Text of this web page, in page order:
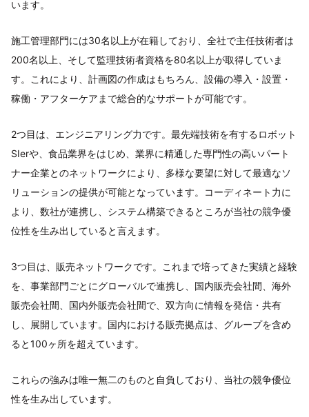
います。
施工管理部門には30名以上が在籍しており、全社で主任技術者は
200名以上、そして監理技術者資格を80名以上が取得していま
す。これにより、計画図の作成はもちろん、設備の導入・設置・
稼働・アフターケアまで総合的なサポートが可能です。
2つ目は、エンジニアリング力です。最先端技術を有するロボット
SIerや、食品業界をはじめ、業界に精通した専門性の高いパート
ナー企業とのネットワークにより、多様な要望に対して最適なソ
リューションの提供が可能となっています。コーディネート力に
より、数社が連携し、システム構築できるところが当社の競争優
位性を生み出していると言えます。
3つ目は、販売ネットワークです。これまで培ってきた実績と経験
を、事業部門ごとにグローバルで連携し、国内販売会社間、海外
販売会社間、国内外販売会社間で、双方向に情報を発信・共有
し、展開しています。国内における販売拠点は、グループを含め
ると100ヶ所を超えています。
これらの強みは唯一無二のものと自負しており、当社の競争優位
性を生み出しています。